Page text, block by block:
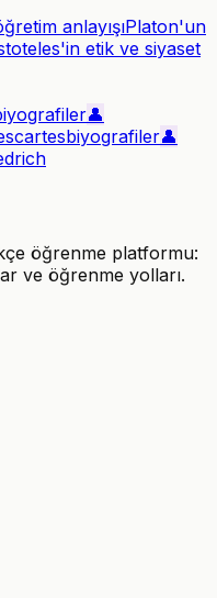
anlayışıPlaton'un
etik ve siyaset
👤
biyografiler👤
öğrenme platformu:
ve öğrenme yolları.